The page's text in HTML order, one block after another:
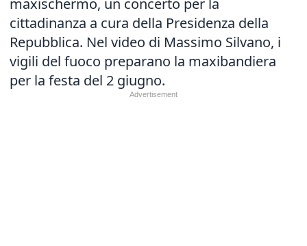
maxischermo, un concerto per la
cittadinanza a cura della Presidenza della
Repubblica. Nel video di Massimo Silvano, i
vigili del fuoco preparano la maxibandiera
per la festa del 2 giugno.